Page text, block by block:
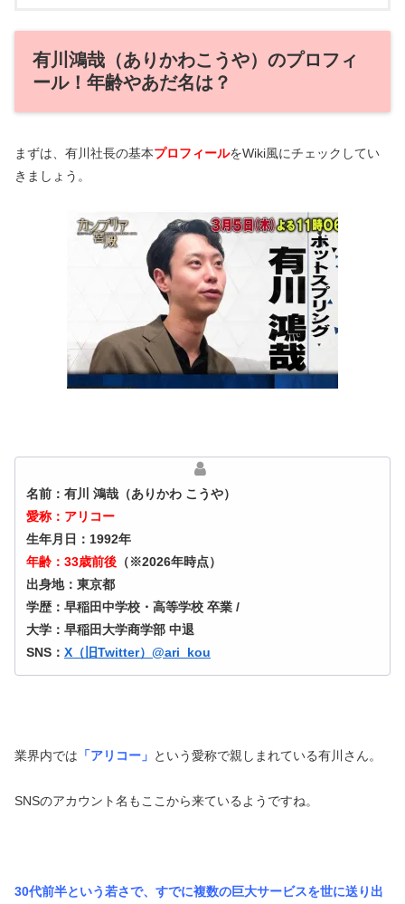
有川鴻哉（ありかわこうや）のプロフィ
ール！年齢やあだ名は？
まずは、有川社長の基本プロフィールをWiki風にチェックしてい
きましょう。
名前：有川 鴻哉（ありかわ こうや）
愛称：アリコー
生年月日：1992年
年齢：33歳前後 （※2026年時点）
出身地：東京都
学歴：早稲田中学校・高等学校 卒業 /
大学：早稲田大学商学部 中退
SNS： X（旧Twitter）@ari_kou
業界内では 「アリコー」 という愛称で親しまれている有川さん。
SNSのアカウント名もここから来ているようですね。
30代前半という若さで、すでに複数の巨大サービスを世に送り出